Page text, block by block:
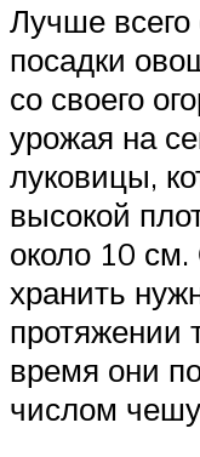
Лучше
посадки
со своего
урожая на
луковицы,
высокой
около 10
хранить
протяжении
время они
числом